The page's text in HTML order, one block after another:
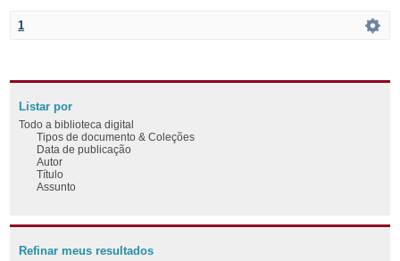
1
Listar por
Todo a biblioteca digital
Tipos de documento & Coleções
Data de publicação
Autor
Título
Assunto
Refinar meus resultados